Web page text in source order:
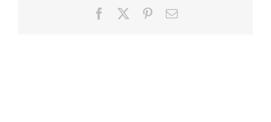
Facebook Pinterest
E-